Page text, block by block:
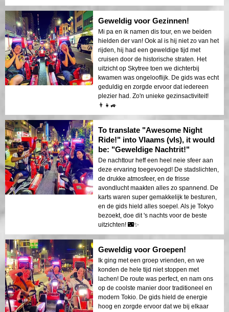
Geweldig voor Gezinnen!
Mi pa en ik namen dis tour, en we beiden
hielden der van! Ook al is hij niet zo van het
rijden, hij had een geweldige tijd met
cruisen door de historische straten. Het
uitzicht op Skytree toen we dichterbij
kwamen was ongelooflijk. De gids was echt
geduldig en zorgde ervoor dat iedereen
plezier had. Zo'n unieke gezinsactiviteit!
👨‍👧🚙
To translate "Awesome Night
Ride!" into Vlaams (vls), it would
be: "Geweldige Nachtrit!"
De nachttour heff een heel neie sfeer aan
deze ervaring toegevoegd! De stadslichten,
de drukke atmosfeer, en de frisse
avondlucht maakten alles zo spannend. De
karts waren super gemakkelijk te besturen,
en de gids hield alles soepel. Als je Tokyo
bezoekt, doe dit 's nachts voor de beste
uitzichten! 🌃✨
Geweldig voor Groepen!
Ik ging met een groep vrienden, en we
konden de hele tijd niet stoppen met
lachen! De route was perfect, en nam ons
op de coolste manier door traditioneel en
modern Tokio. De gids hield de energie
hoog en zorgde ervoor dat we bij elkaar